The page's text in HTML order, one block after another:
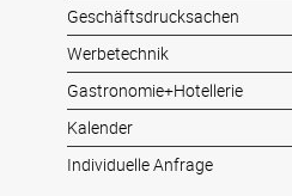
Geschäftsdrucksachen
Werbetechnik
Gastronomie+Hotellerie
Kalender
Individuelle Anfrage